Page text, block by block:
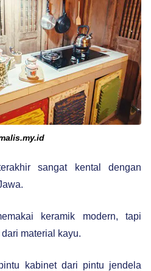
sangat kental dengan
keramik modern, tapi
material kayu.
kabinet dari pintu jendela